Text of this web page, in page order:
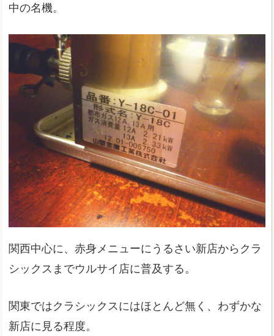
中の名機。
関西中心に、赤身メニューにうるさい新店からクラ
シックスまでウルサイ店に普及する。
関東ではクラシックスにはほとんど無く、わずかな
新店に見る程度。